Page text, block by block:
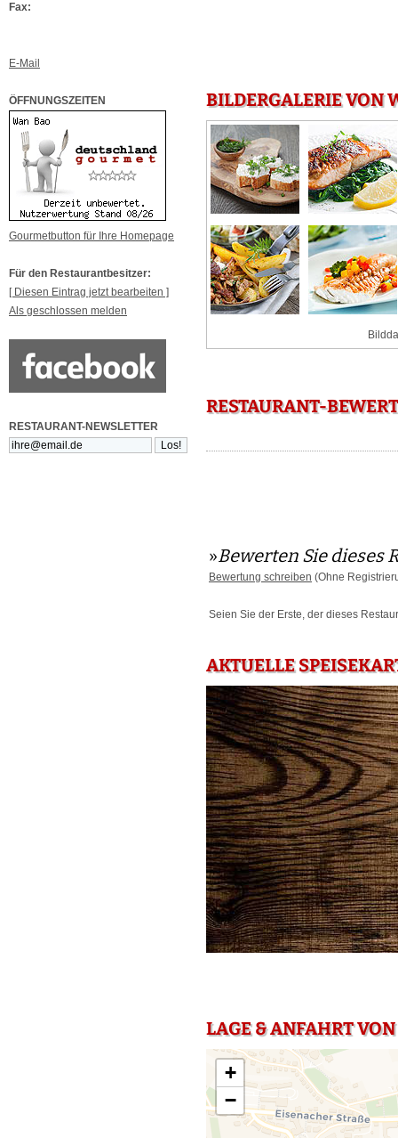
Fax:
E-Mail
ÖFFNUNGSZEITEN
Gourmetbutton für Ihre Homepage
Für den Restaurantbesitzer:
[ Diesen Eintrag jetzt bearbeiten ]
Als geschlossen melden
RESTAURANT-NEWSLETTER
BILDERGALERIE VON
RESTAURANT-
»Bewerten Sie dieses
Bewertung schreiben (Ohne
Seien Sie der Erste, der dieses
AKTUELLE
LAGE & ANFAHRT
+
−